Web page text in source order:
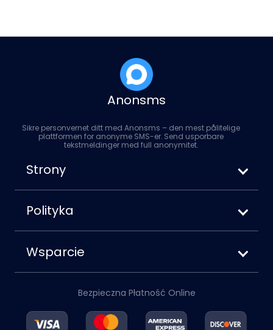
Anonsms
Sikre personvernet ditt med Anonsms – den mest pålitelige
plattformen for anonyme SMS-er. Send usporbare
tekstmeldinger med full anonymitet.
Strony
Jak wysyłać anonimowe SMS-y
Anonsms vs. Anonymoustext
Jak zablokować swój numer podczas
wysyłania SMS-ów
Polityka
Warunki korzystania z usługi
Polityka prywatności
Polityka plików cookie
Zastrzeżenie
Polityka zwrotów
Wsparcie
O nas
Blog
Bezpieczna Płatność Online